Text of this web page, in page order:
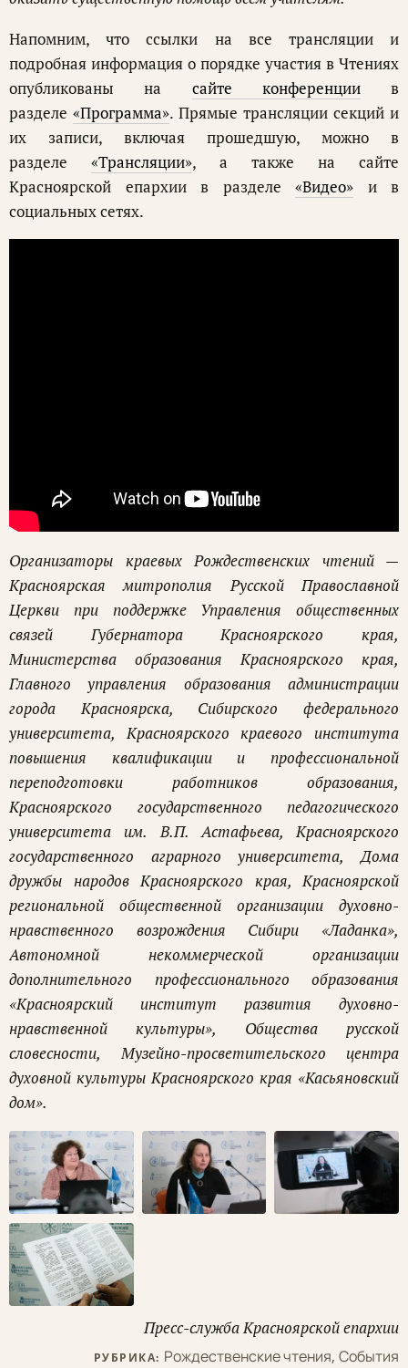
Напомним, что ссылки на все трансляции и
подробная информация о порядке участия в Чтениях
опубликованы на сайте конференциив
разделе «Программа». Прямые трансляции секций и
их записи, включая прошедшую, можно в
разделе «Трансляции», а также на сайте
Красноярской епархии в разделе «Видео» и в
социальных сетях.
Организаторы краевых Рождественских чтений —
Красноярская митрополия Русской Православной
Церкви при поддержке Управления общественных
связей Губернатора Красноярского края,
Министерства образования Красноярского края,
Главного управления образования администрации
города Красноярска, Сибирского федерального
университета, Красноярского краевого института
повышения квалификации и профессиональной
переподготовки работников образования,
Красноярского государственного педагогического
университета им. В.П. Астафьева, Красноярского
государственного аграрного университета, Дома
дружбы народов Красноярского края, Красноярской
региональной общественной организации духовно-
нравственного возрождения Сибири «Ладанка»,
Автономной некоммерческой организации
дополнительного профессионального образования
«Красноярский институт развития духовно-
нравственной культуры», Общества русской
словесности, Музейно-просветительского центра
духовной культуры Красноярского края «Касьяновский
дом».
Пресс-служба Красноярской епархии
РУБРИКА: Рождественские чтения, События